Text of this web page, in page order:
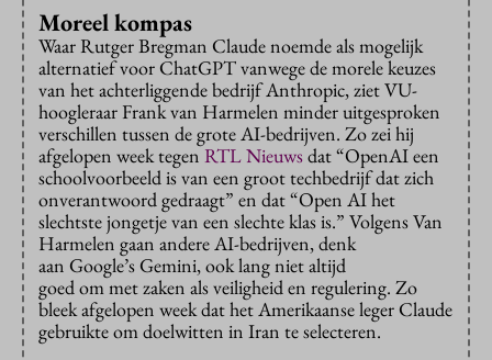
Moreel kompas
Waar Rutger Bregman Claude noemde als mogelijk
alternatief voor ChatGPT vanwege de morele keuzes
van het achterliggende bedrijf Anthropic, ziet VU-
hoogleraar Frank van Harmelen minder uitgesproken
verschillen tussen de grote AI-bedrijven. Zo zei hij
afgelopen week tegenRTL Nieuwsdat “OpenAI een
schoolvoorbeeld is van een groot techbedrijf dat zich
onverantwoord gedraagt” en dat “Open AI het
slechtste jongetje van een slechte klas is.” Volgens Van
Harmelen gaan andere AI-bedrijven, denk
aan Google’s Gemini, ook lang niet altijd
goed om met zaken als veiligheid en regulering. Zo
bleek afgelopen week dat het Amerikaanse leger Claude
gebruikte om doelwitten in Iran te selecteren.